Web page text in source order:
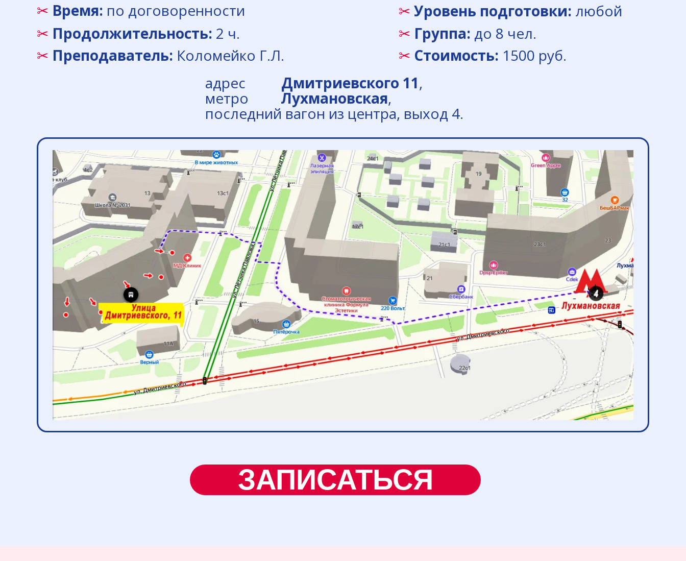
✂ Уровень подготовки: любой
✂ Время: по договоренности
✂ Группа: до 8 чел.
ЗАПИСАТЬСЯ
адрес Дмитриевского 11,
метро Лухмановская,
последний вагон из центра, выход 4.
✂ Продолжительность: 2 ч.
✂ Преподаватель: Коломейко Г.Л. ✂ Стоимость: 1500 руб.